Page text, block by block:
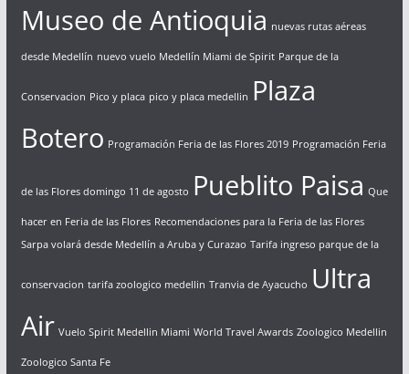
Museo de Antioquia nuevas rutas aéreas
desde Medellín nuevo vuelo Medellín Miami de Spirit Parque de la
Conservacion Pico y placa pico y placa medellin Plaza
Botero Programación Feria de las Flores 2019 Programación Feria
de las Flores domingo 11 de agosto Pueblito Paisa Que
hacer en Feria de las Flores Recomendaciones para la Feria de las Flores
Sarpa volará desde Medellín a Aruba y Curazao Tarifa ingreso parque de la
conservacion tarifa zoologico medellin Tranvia de Ayacucho Ultra
Air Vuelo Spirit Medellin Miami World Travel Awards Zoologico Medellin
Zoologico Santa Fe